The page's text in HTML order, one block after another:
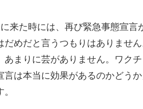
来た時には、再び緊急事態宣
だめだと言うつもりはありませ
あまりに芸がありません。ワク
言は本当に効果があるのかどう